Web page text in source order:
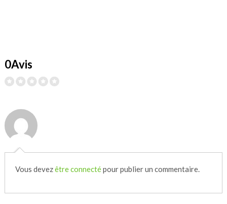
0Avis
Vous devezêtre connectépour publier un commentaire.